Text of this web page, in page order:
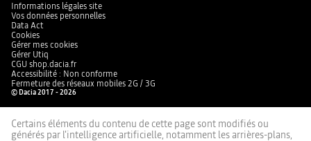
Informations légales site
Vos données personnelles
Data Act
Cookies
Gérer mes cookies
Gérer Utiq
CGU shop.dacia.fr
Accessibilité : Non conforme
Fermeture des réseaux mobiles 2G / 3G
© Dacia 2017 - 2026
Certains éléments du contenu de cette page sont modifiés ou
générés par l'intelligence artificielle, notamment les arrières-plans,